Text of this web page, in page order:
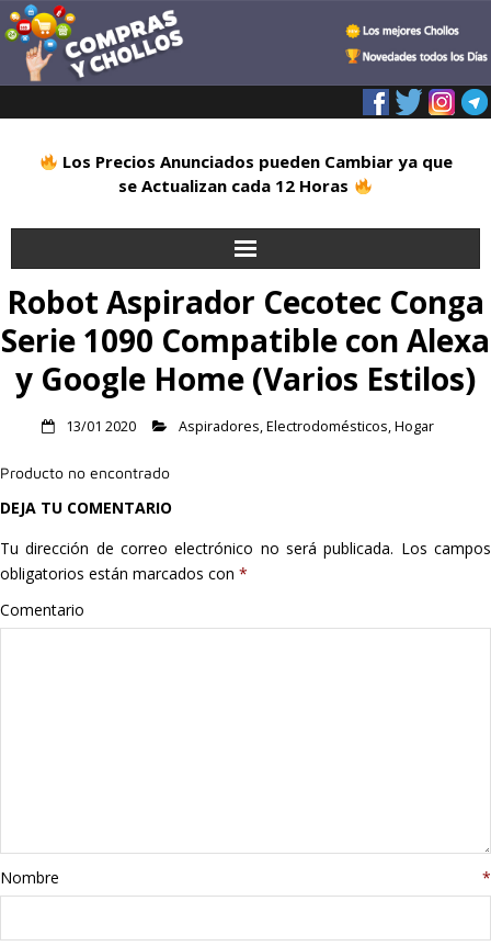
Los Precios Anunciados pueden Cambiar ya que
se Actualizan cada 12 Horas
Inicio
Alimentación
Hogar
Informática
Listas
libros
Robot Aspirador Cecotec Conga
Serie 1090 Compatible con Alexa
y Google Home (Varios Estilos)
13/01 2020 Aspiradores,Electrodomésticos,Hogar
Producto no encontrado
DEJA TU COMENTARIO
Tu dirección de correo electrónico no será publicada. Los campos
obligatorios están marcados con *
Comentario
Nombre *